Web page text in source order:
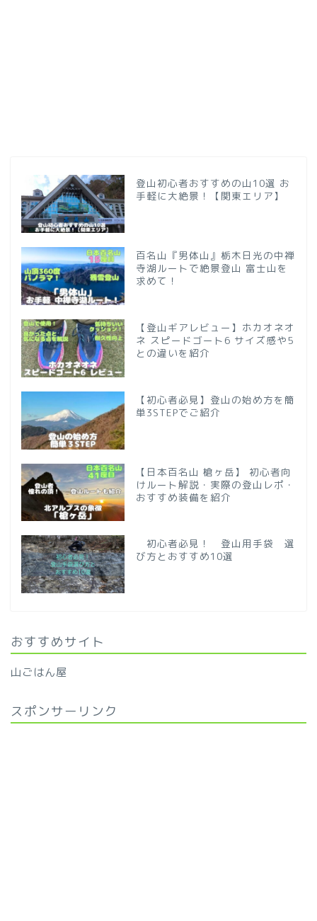
登山初心者おすすめの山10選 お
手軽に大絶景！【関東エリア】
百名山『男体山』栃木日光の中禅
寺湖ルートで絶景登山 富士山を
求めて！
【登山ギアレビュー】ホカオネオ
ネ スピードゴート6 サイズ感や5
との違いを紹介
【初心者必見】登山の始め方を簡
単3STEPでご紹介
【日本百名山 槍ヶ岳】 初心者向
けルート解説・実際の登山レポ・
おすすめ装備を紹介
初心者必見！ 登山用手袋 選
び方とおすすめ10選
おすすめサイト
山ごはん屋
スポンサーリンク